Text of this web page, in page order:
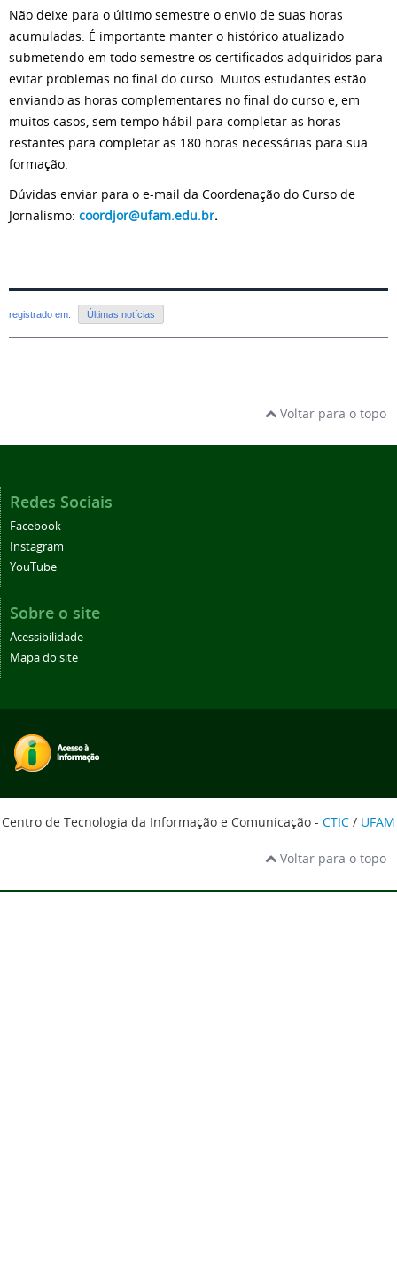
Não deixe para o último semestre o envio de suas horas
acumuladas. É importante manter o histórico atualizado
submetendo em todo semestre os certificados adquiridos para
evitar problemas no final do curso. Muitos estudantes estão
enviando as horas complementares no final do curso e, em
muitos casos, sem tempo hábil para completar as horas
restantes para completar as 180 horas necessárias para sua
formação.
Dúvidas enviar para o e-mail da Coordenação do Curso de
Jornalismo: coordjor@ufam.edu.br.
registrado em: Últimas notícias
Voltar para o topo
Redes Sociais
Facebook
Instagram
YouTube
Sobre o site
Acessibilidade
Mapa do site
Centro de Tecnologia da Informação e Comunicação - CTIC / UFAM
Voltar para o topo